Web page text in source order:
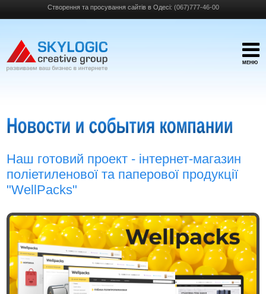
Створення та просування сайтів в Одесі: (067)777-46-00
МЕНЮ
Наш готовий проект - інтернет-магазин
поліетиленової та паперової продукції
"WellPacks"